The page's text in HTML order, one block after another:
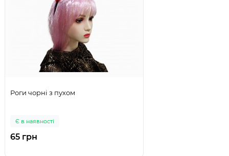
Роги чорні з пухом
Є в наявності
65 грн